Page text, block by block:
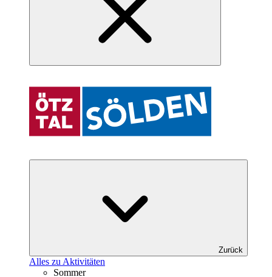
Zurück
Alles zu Aktivitäten
Sommer